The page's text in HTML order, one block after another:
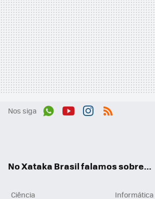
Nos siga
No Xataka Brasil falamos sobre...
Ciência
Informática